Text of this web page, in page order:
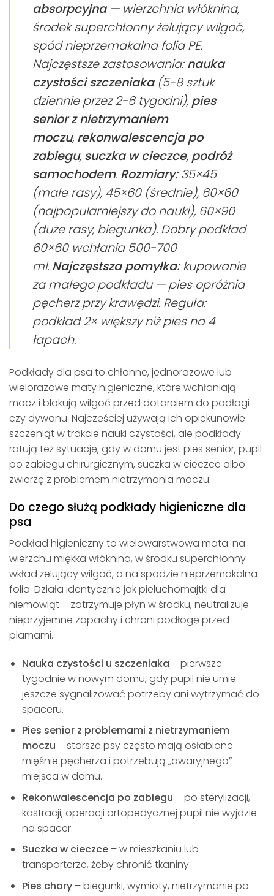
absorpcyjna— wierzchnia włóknina,
środek superchłonny żelujący wilgoć,
spód nieprzemakalna folia PE.
Najczęstsze zastosowania:nauka
czystości szczeniaka(5-8 sztuk
dziennie przez 2-6 tygodni), pies
senior z nietrzymaniem
moczu, rekonwalescencja po
zabiegu, suczka w cieczce, podróż
samochodem. Rozmiary:35×45
(małe rasy), 45×60 (średnie), 60×60
(najpopularniejszy do nauki), 60×90
(duże rasy, biegunka). Dobry podkład
60×60 wchłania 500-700
ml. Najczęstsza pomyłka:kupowanie
za małego podkładu — pies opróżnia
pęcherz przy krawędzi. Reguła:
podkład 2× większy niż pies na 4
łapach.
Podkłady dla psa to chłonne, jednorazowe lub
wielorazowe maty higieniczne, które wchłaniają
mocz i blokują wilgoć przed dotarciem do podłogi
czy dywanu. Najczęściej używają ich opiekunowie
szczeniąt w trakcie nauki czystości, ale podkłady
ratują też sytuację, gdy w domu jest pies senior, pupil
po zabiegu chirurgicznym, suczka w cieczce albo
zwierzę z problemem nietrzymania moczu.
Do czego służą podkłady higieniczne dla
psa
Podkład higieniczny to wielowarstwowa mata: na
wierzchu miękka włóknina, w środku superchłonny
wkład żelujący wilgoć, a na spodzie nieprzemakalna
folia. Działa identycznie jak pieluchomajtki dla
niemowląt – zatrzymuje płyn w środku, neutralizuje
nieprzyjemne zapachy i chroni podłogę przed
plamami.
Nauka czystości u szczeniaka – pierwsze
tygodnie w nowym domu, gdy pupil nie umie
jeszcze sygnalizować potrzeby ani wytrzymać do
spaceru.
Pies senior z problemami z nietrzymaniem
moczu – starsze psy często mają osłabione
mięśnie pęcherza i potrzebują „awaryjnego”
miejsca w domu.
Rekonwalescencja po zabiegu – po sterylizacji,
kastracji, operacji ortopedycznej pupil nie wyjdzie
na spacer.
Suczka w cieczce– w mieszkaniu lub
transporterze, żeby chronić tkaniny.
Pies chory– biegunki, wymioty, nietrzymanie po